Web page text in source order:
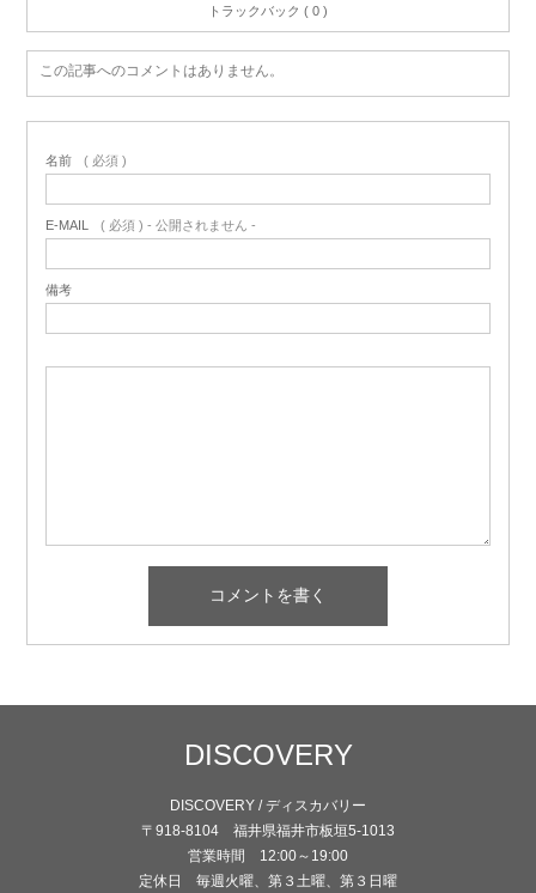
トラックバック ( 0 )
この記事へのコメントはありません。
名前 ( 必須 )
E-MAIL ( 必須 ) - 公開されません -
備考
DISCOVERY
DISCOVERY / ディスカバリー
〒918-8104 福井県福井市板垣5-1013
営業時間 12:00～19:00
定休日 毎週火曜、第３土曜、第３日曜